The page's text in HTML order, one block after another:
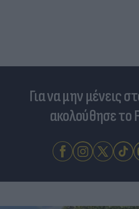
Για να μην μένεις
ακολούθησε το